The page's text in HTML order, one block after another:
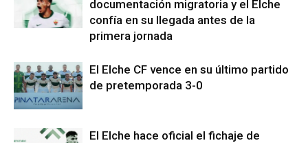
documentación migratoria y el Elche
confía en su llegada antes de la
primera jornada
El Elche CF vence en su último partido
de pretemporada 3-0
El Elche hace oficial el fichaje de